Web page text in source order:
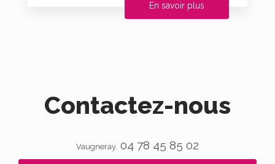
En savoir plus
Contactez-nous
Vaugneray. 04 78 45 85 02